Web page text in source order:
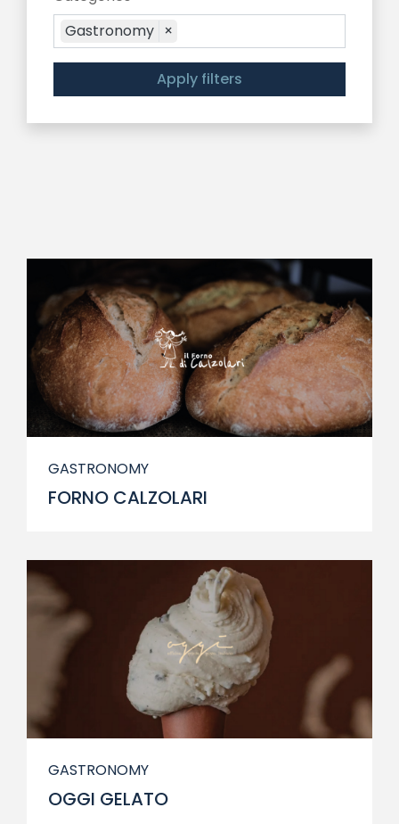
Gastronomy ×
Apply filters
GASTRONOMY
FORNO CALZOLARI
GASTRONOMY
OGGI GELATO